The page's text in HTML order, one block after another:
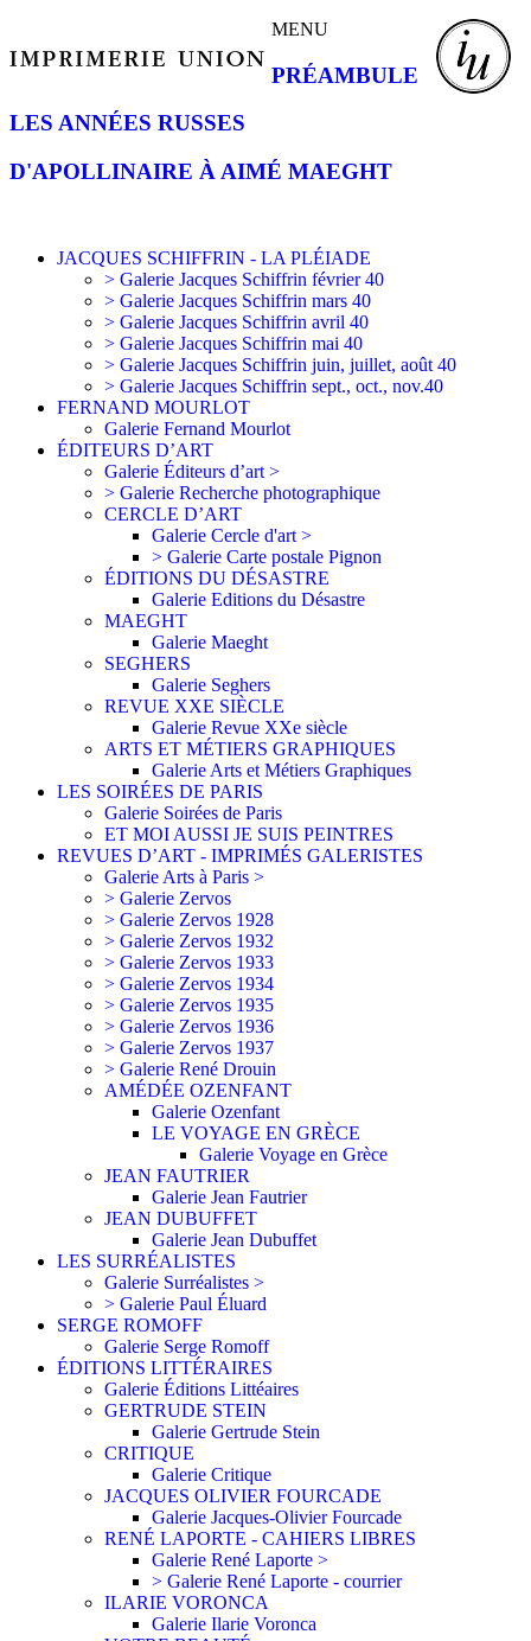
MENU
PRÉAMBULE
LES ANNÉES RUSSES
D'APOLLINAIRE À AIMÉ MAEGHT
JACQUES SCHIFFRIN - LA PLÉIADE
> Galerie Jacques Schiffrin février 40
> Galerie Jacques Schiffrin mars 40
> Galerie Jacques Schiffrin avril 40
> Galerie Jacques Schiffrin mai 40
> Galerie Jacques Schiffrin juin, juillet, août 40
> Galerie Jacques Schiffrin sept., oct., nov.40
FERNAND MOURLOT
Galerie Fernand Mourlot
ÉDITEURS D’ART
Galerie Éditeurs d’art >
> Galerie Recherche photographique
CERCLE D’ART
Galerie Cercle d'art >
> Galerie Carte postale Pignon
ÉDITIONS DU DÉSASTRE
Galerie Editions du Désastre
MAEGHT
Galerie Maeght
SEGHERS
Galerie Seghers
REVUE XXE SIÈCLE
Galerie Revue XXe siècle
ARTS ET MÉTIERS GRAPHIQUES
Galerie Arts et Métiers Graphiques
LES SOIRÉES DE PARIS
Galerie Soirées de Paris
ET MOI AUSSI JE SUIS PEINTRES
REVUES D’ART - IMPRIMÉS GALERISTES
Galerie Arts à Paris >
> Galerie Zervos
> Galerie Zervos 1928
> Galerie Zervos 1932
> Galerie Zervos 1933
> Galerie Zervos 1934
> Galerie Zervos 1935
> Galerie Zervos 1936
> Galerie Zervos 1937
> Galerie René Drouin
AMÉDÉE OZENFANT
Galerie Ozenfant
LE VOYAGE EN GRÈCE
Galerie Voyage en Grèce
JEAN FAUTRIER
Galerie Jean Fautrier
JEAN DUBUFFET
Galerie Jean Dubuffet
LES SURRÉALISTES
Galerie Surréalistes >
> Galerie Paul Éluard
SERGE ROMOFF
Galerie Serge Romoff
ÉDITIONS LITTÉRAIRES
Galerie Éditions Littéaires
GERTRUDE STEIN
Galerie Gertrude Stein
CRITIQUE
Galerie Critique
JACQUES OLIVIER FOURCADE
Galerie Jacques-Olivier Fourcade
RENÉ LAPORTE - CAHIERS LIBRES
Galerie René Laporte >
> Galerie René Laporte - courrier
ILARIE VORONCA
Galerie Ilarie Voronca